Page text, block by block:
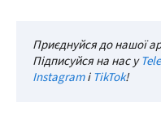
Приєднуйся до нашої
Підписуйся на нас у
InstagramіTikTok!